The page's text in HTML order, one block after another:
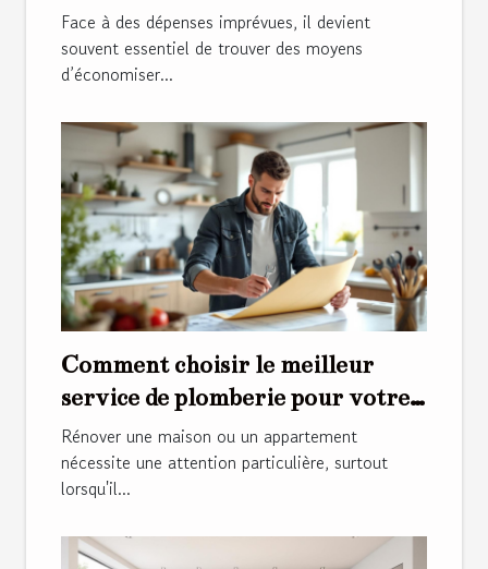
compromettre la qualité
Face à des dépenses imprévues, il devient
souvent essentiel de trouver des moyens
d’économiser...
Comment choisir le meilleur
service de plomberie pour votre
rénovation ?
Rénover une maison ou un appartement
nécessite une attention particulière, surtout
lorsqu'il...